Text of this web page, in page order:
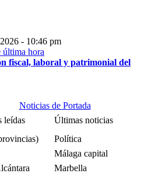
- 10:46 pm
fiscal, laboral y patrimonial del
Noticias de Portada
leídas
Últimas noticias
Política
Málaga capital
Marbella